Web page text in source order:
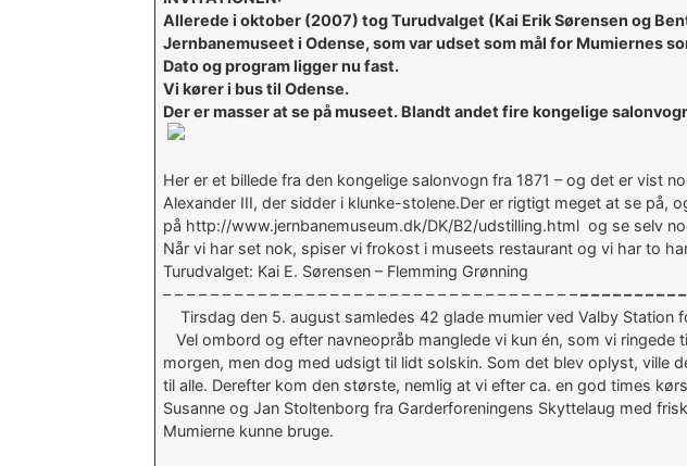
Allerede i oktober (2007) tog Turudvalget (Kai Erik Sørensen og
Jernbanemuseet i Odense, som var udset som mål for Mumiernes
Dato og program ligger nu fast.
Vi kører i bus til Odense.
Der er masser at se på museet. Blandt andet fire kongelige
Her er et billede fra den kongelige salonvogn fra 1871 – og det er vist
Alexander III, der sidder i klunke-stolene.Der er rigtigt meget at se
på http://www.jernbanemuseum.dk/DK/B2/udstilling.html og se selv
Når vi har set nok, spiser vi frokost i museets restaurant og vi har to
Turudvalget: Kai E. Sørensen – Flemming Grønning
– – – – – – – – – – – – – – – – – – – – – – – – – – – – – – – – – – –– – – – – – – – –
Tirsdag den 5. august samledes 42 glade mumier ved Valby Station
Vel ombord og efter navneopråb manglede vi kun én, som vi ringede
morgen, men dog med udsigt til lidt solskin. Som det blev oplyst, ville
til alle. Derefter kom den største, nemlig at vi efter ca. en god times
Susanne og Jan Stoltenborg fra Garderforeningens Skyttelaug med
Mumierne kunne bruge.